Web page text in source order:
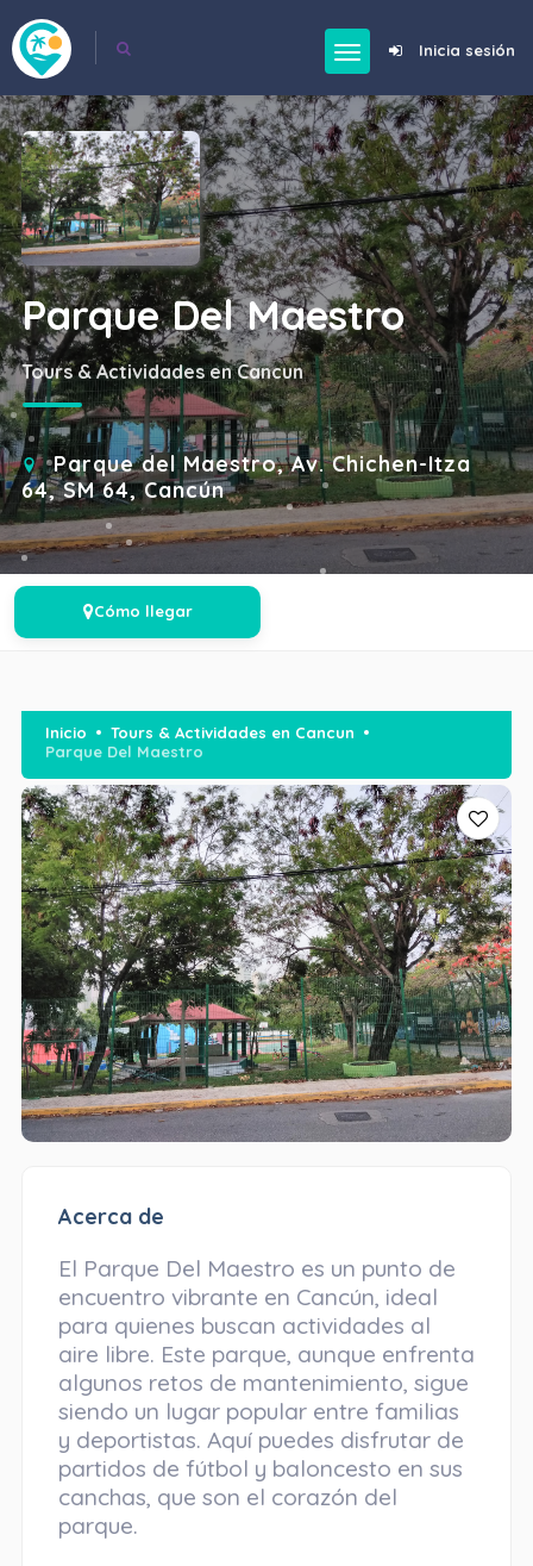
Inicia sesión
Parque Del Maestro
Tours & Actividades en Cancun
Parque del Maestro, Av. Chichen-Itza
64, SM 64, Cancún
Cómo llegar
Inicio
Tours & Actividades en Cancun
Parque Del Maestro
Acerca de
El Parque Del Maestro es un punto de
encuentro vibrante en Cancún, ideal
para quienes buscan actividades al
aire libre. Este parque, aunque enfrenta
algunos retos de mantenimiento, sigue
siendo un lugar popular entre familias
y deportistas. Aquí puedes disfrutar de
partidos de fútbol y baloncesto en sus
canchas, que son el corazón del
parque.